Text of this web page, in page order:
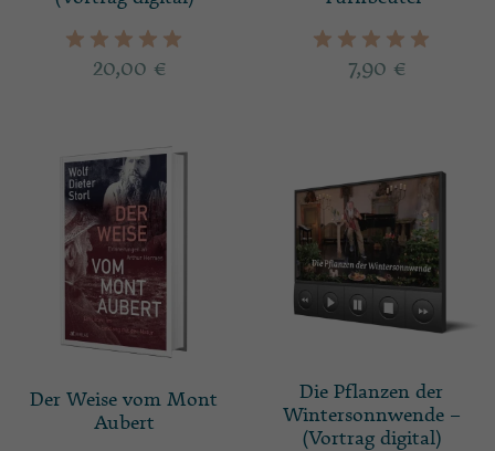
20,00 € 7,90 €
Der Weise vom Mont
Aubert
Die Pflanzen der
Wintersonnwende –
(Vortrag digital)